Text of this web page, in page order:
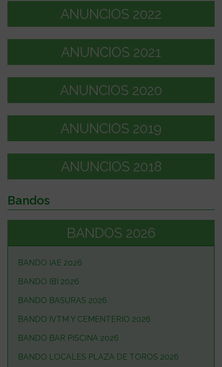
ANUNCIOS 2022
ANUNCIOS 2021
ANUNCIOS 2020
ANUNCIOS 2019
ANUNCIOS 2018
Bandos
BANDOS 2026
BANDO IAE 2026
BANDO IBI 2026
BANDO BASURAS 2026
BANDO IVTM Y CEMENTERIO 2026
BANDO BAR PISCINA 2026
BANDO LOCALES PLAZA DE TOROS 2026